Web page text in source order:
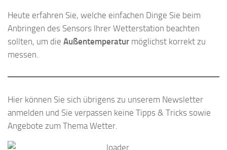
Heute erfahren Sie, welche einfachen Dinge Sie beim
Anbringen des Sensors Ihrer Wetterstation beachten
sollten, um die Außentemperatur möglichst korrekt zu
messen.
Hier können Sie sich übrigens zu unserem Newsletter
anmelden und Sie verpassen keine Tipps & Tricks sowie
Angebote zum Thema Wetter.